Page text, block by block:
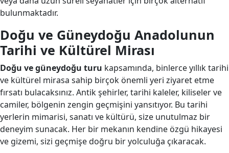
bulunmaktadır.
Doğu ve Güneydoğu Anadolunun
Tarihi ve Kültürel Mirası
Doğu ve güneydoğu turu kapsamında, binlerce yıllık tarihi
ve kültürel mirasa sahip birçok önemli yeri ziyaret etme
fırsatı bulacaksınız. Antik şehirler, tarihi kaleler, kiliseler ve
camiler, bölgenin zengin geçmişini yansıtıyor. Bu tarihi
yerlerin mimarisi, sanatı ve kültürü, size unutulmaz bir
deneyim sunacak. Her bir mekanın kendine özgü hikayesi
ve gizemi, sizi geçmişe doğru bir yolculuğa çıkaracak.